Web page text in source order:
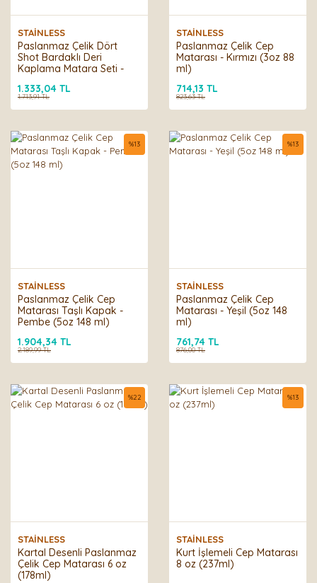
STAİNLESS
Paslanmaz Çelik Dört
Shot Bardaklı Deri
Kaplama Matara Seti -
1.333,04 TL
1.713,91 TL
STAİNLESS
Paslanmaz Çelik Cep
Matarası - Kırmızı (3oz 88
ml)
714,13 TL
823,63 TL
STAİNLESS
Paslanmaz Çelik Cep
Matarası Taşlı Kapak -
Pembe (5oz 148 ml)
%13
1.904,34 TL
2.189,99 TL
STAİNLESS
Paslanmaz Çelik Cep
Matarası - Yeşil (5oz 148
ml)
%13
761,74 TL
876,00 TL
STAİNLESS
Kartal Desenli Paslanmaz
Çelik Cep Matarası 6 oz
(178ml)
%22
STAİNLESS
Kurt İşlemeli Cep Matarası
8 oz (237ml)
%13